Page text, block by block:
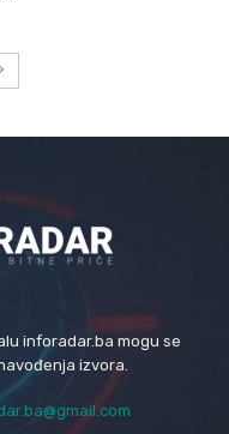
inforadar.ba mogu se
izvora.